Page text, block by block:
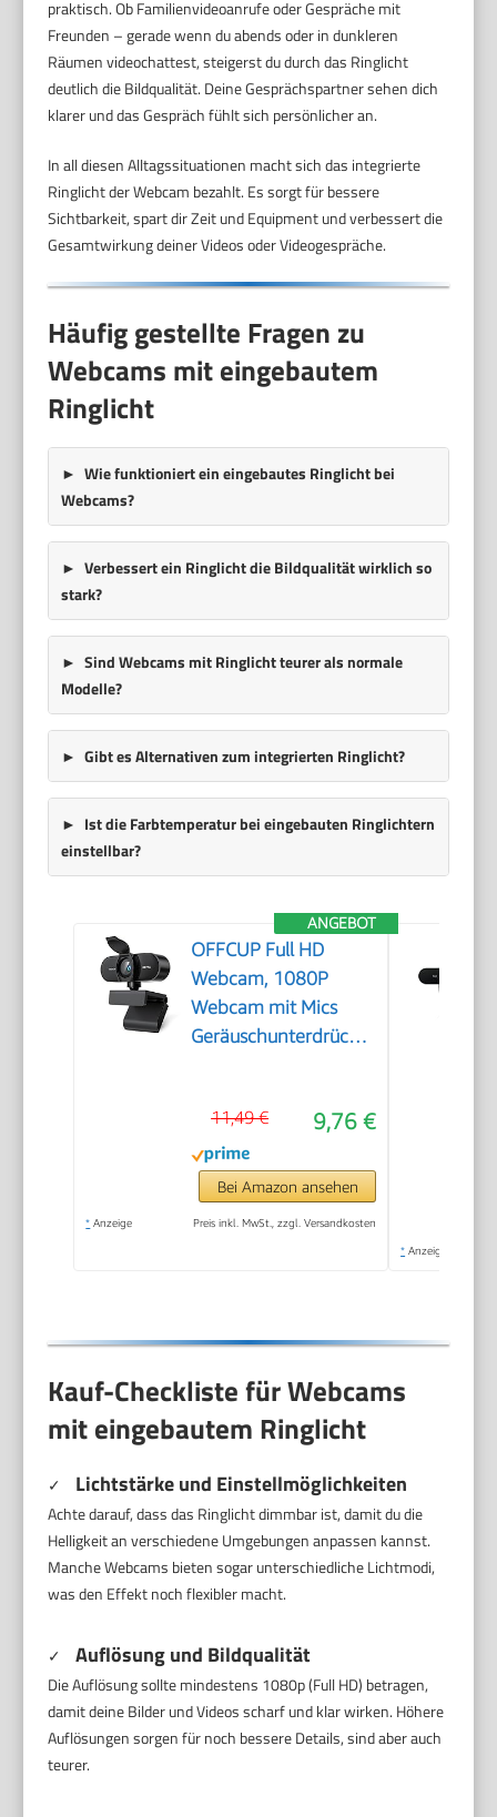
praktisch. Ob Familienvideoanrufe oder Gespräche mit
Freunden – gerade wenn du abends oder in dunkleren
Räumen videochattest, steigerst du durch das Ringlicht
deutlich die Bildqualität. Deine Gesprächspartner sehen dich
klarer und das Gespräch fühlt sich persönlicher an.
In all diesen Alltagssituationen macht sich das integrierte
Ringlicht der Webcam bezahlt. Es sorgt für bessere
Sichtbarkeit, spart dir Zeit und Equipment und verbessert die
Gesamtwirkung deiner Videos oder Videogespräche.
Häufig gestellte Fragen zu
Webcams mit eingebautem
Ringlicht
Wie funktioniert ein eingebautes Ringlicht bei
Webcams?
Verbessert ein Ringlicht die Bildqualität wirklich so
stark?
Sind Webcams mit Ringlicht teurer als normale
Modelle?
Gibt es Alternativen zum integrierten Ringlicht?
Ist die Farbtemperatur bei eingebauten Ringlichtern
einstellbar?
ANGEBOT
OFFCUP Full HD
Webcam, 1080P
Webcam mit Mics
Geräuschunterdrückung,
Kamera für PC Laptop
für Live-Streaming
Videoanruf Konferenz
Online-Unterricht
9,76 €
11,49 €
Bei Amazon ansehen
* Anzeige Preis inkl. MwSt., zzgl. Versandkosten
* Anzeige
Kauf-Checkliste für Webcams
mit eingebautem Ringlicht
✓ Lichtstärke und Einstellmöglichkeiten
Achte darauf, dass das Ringlicht dimmbar ist, damit du die
Helligkeit an verschiedene Umgebungen anpassen kannst.
Manche Webcams bieten sogar unterschiedliche Lichtmodi,
was den Effekt noch flexibler macht.
✓ Auflösung und Bildqualität
Die Auflösung sollte mindestens 1080p (Full HD) betragen,
damit deine Bilder und Videos scharf und klar wirken. Höhere
Auflösungen sorgen für noch bessere Details, sind aber auch
teurer.